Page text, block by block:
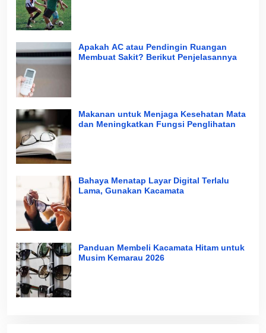
Apakah AC atau Pendingin Ruangan
Membuat Sakit? Berikut Penjelasannya
Makanan untuk Menjaga Kesehatan Mata
dan Meningkatkan Fungsi Penglihatan
Bahaya Menatap Layar Digital Terlalu
Lama, Gunakan Kacamata
Panduan Membeli Kacamata Hitam untuk
Musim Kemarau 2026